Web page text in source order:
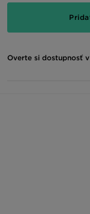
Overte si dostupnosť